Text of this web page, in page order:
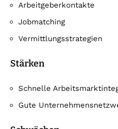
Arbeitgeberkontakte
Jobmatching
Vermittlungsstrategien
Stärken
Schnelle
Gute